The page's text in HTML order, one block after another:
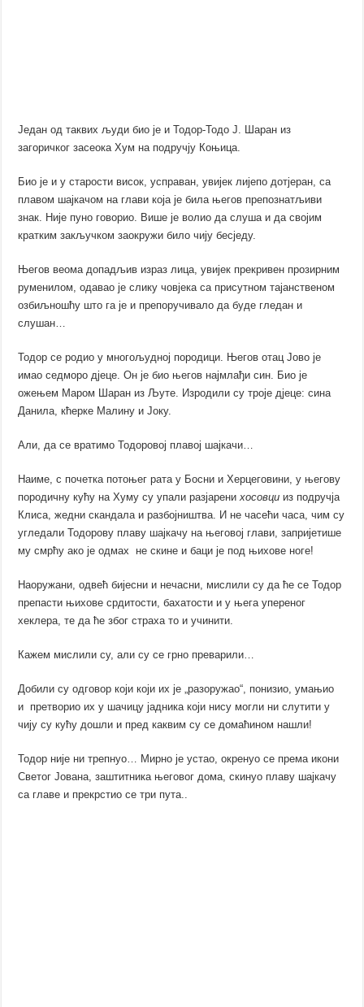
Један од таквих људи био је и Тодор-Тодо Ј. Шаран из
загоричког засеока Хум на подручју Коњица.
Био је и у старости висок, усправан, увијек лијепо дотјеран, са
плавом шајкачом на глави која је била његов препознатљиви
знак. Није пуно говорио. Више је волио да слуша и да својим
кратким закључком заокружи било чију бесједу.
Његов веома допадљив израз лица, увијек прекривен прозирним
руменилом, одавао је слику човјека са присутном тајанственом
озбиљношћу што га је и препоручивало да буде гледан и
слушан…
Тодор се родио у многољудној породици. Његов отац Јово је
имао седморо дјеце. Он је био његов најмлађи син. Био је
ожењем Маром Шаран из Љуте. Изродили су троје дјеце: сина
Данила, кћерке Малину и Јоку.
Али, да се вратимо Тодоровој плавој шајкачи…
Наиме, с почетка потоњег рата у Босни и Херцеговини, у његову
породичну кућу на Хуму су упали разјаренихосовци из подручја
Клиса, жедни скандала и разбојништва. И не часећи часа, чим су
угледали Тодорову плаву шајкачу на његовој глави, запријетише
му смрћу ако је одмах не скине и баци је под њихове ноге!
Наоружани, одвећ бијесни и нечасни, мислили су да ће се Тодор
препасти њихове срдитости, бахатости и у њега упереног
хеклера, те да ће због страха то и учинити.
Кажем мислили су, али су се грно преварили…
Добили су одговор који који их је „разоружао“, понизио, умањио
и претворио их у шачицу јадника који нису могли ни слутити у
чију су кућу дошли и пред каквим су се домаћином нашли!
Тодор није ни трепнуо… Мирно је устао, окренуо се према икони
Светог Јована, заштитника његовог дома, скинуо плаву шајкачу
са главе и прекрстио се три пута..